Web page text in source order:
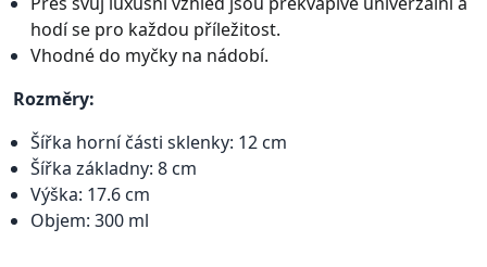
hodí se pro každou příležitost.
Vhodné do myčky na nádobí.
Rozměry:
Šířka horní části sklenky: 12 cm
Šířka základny: 8 cm
Výška: 17.6 cm
Objem: 300 ml